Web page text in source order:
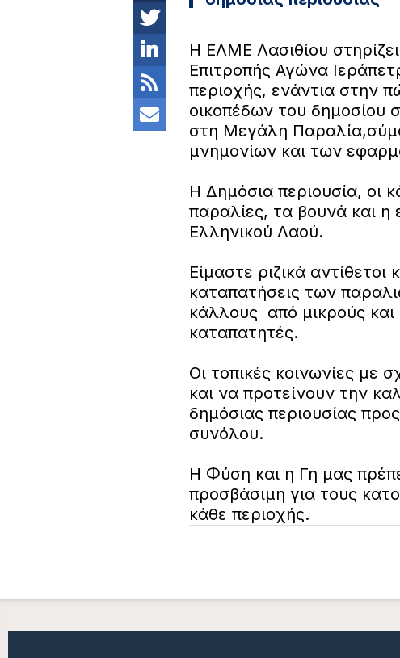
Η ΕΛΜΕ Λασιθίου στηρίζει
Επιτροπής Αγώνα
περιοχής, ενάντια στην
οικοπέδων του δημοσίου
στη Μεγάλη
μνημονίων και των
Η Δημόσια περιουσία, οι
παραλίες, τα βουνά και η
Ελληνικού Λαού.
Είμαστε ριζικά αντίθετοι
καταπατήσεις των
κάλλους από μικρούς και
καταπατητές.
Οι τοπικές κοινωνίες με
και να προτείνουν την
δημόσιας περιουσίας
συνόλου.
Η Φύση και η Γη μας
προσβάσιμη για τους
κάθε περιοχής.